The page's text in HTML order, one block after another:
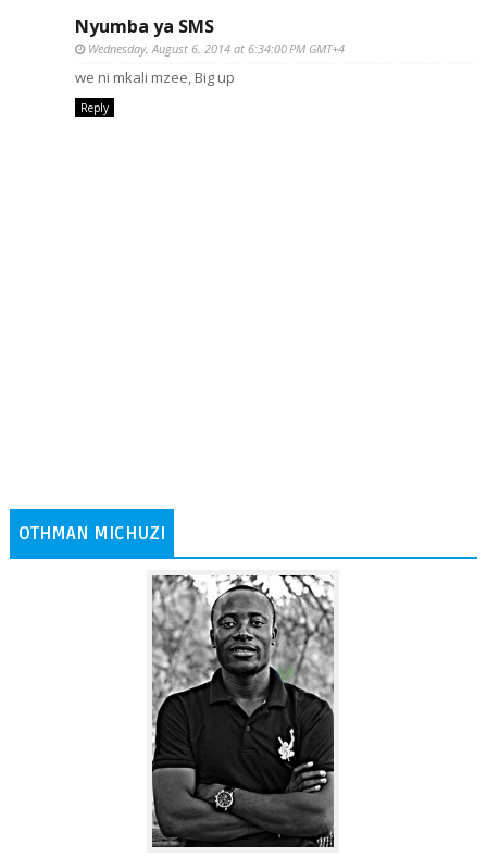
Nyumba ya SMS
Wednesday, August 6, 2014 at 6:34:00 PM GMT+4
we ni mkali mzee, Big up
Reply
OTHMAN MICHUZI